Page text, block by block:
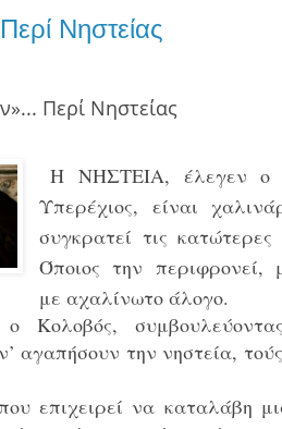
Νηστείας
Περί Νηστείας
Η ΝΗΣΤΕΙΑ, έλεγεν ο
Υπερέχιος, είναι
συγκρατεί τις κατώτερες
Όποιος την περιφρονεί,
με αχαλίνωτο άλογο.
αγαπήσουν την νηστεία,
επιχειρεί να καταλάβη